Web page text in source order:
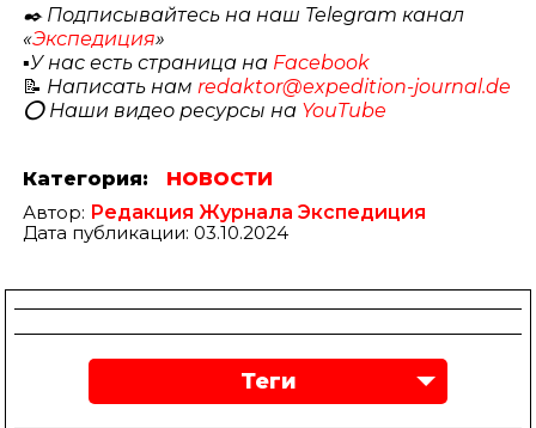
✒️ Подписывайтесь на наш Telegram канал
«Экспедиция»
▪️У нас есть страница на Facebook
📝 Написать намredaktor@expedition-journal.de
⭕️ Наши видео ресурсы на YouTube
Категория:
НОВОСТИ
Автор: Редакция Журнала Экспедиция
Дата публикации: 03.10.2024
Теги